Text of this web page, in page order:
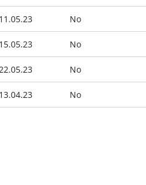
11.05.23 No
15.05.23 No
22.05.23 No
13.04.23 No